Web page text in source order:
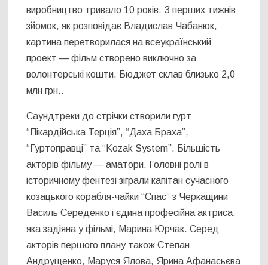
виробництво тривало 10 років. З перших тижнів
зйомок, як розповідає Владислав Чабанюк,
картина перетворилася на всеукраїнський
проект — фільм створено виключно за
волонтерські кошти. Бюджет склав близько 2,0
млн грн..
Саундтреки до стрічки створили гурт
“Пікардійська Терція”, “Даха Браха”,
“Гуртоправці” та “Kozak System”. Більшість
акторів фільму — аматори. Головні ролі в
історичному фентезі зіграли капітан сучасного
козацького корабля-чайки “Спас” з Черкащини
Василь Середенко і єдина професійна актриса,
яка задіяна у фільмі, Марина Юрчак. Серед
акторів першого плану також Степан
Андрущенко, Маруся Ялова, Ярина Афанасьєва